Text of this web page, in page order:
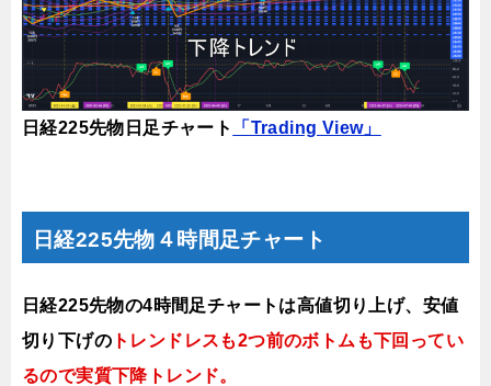
日経225先物日足チャート 「Trading View」
日経225先物４時間足チャート
日経225先物の4時間足チャートは高値切り上げ、安値
切り下げの トレンドレスも2つ前のボトムも下回ってい
るので実質下降トレンド。